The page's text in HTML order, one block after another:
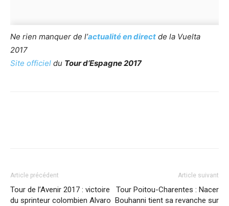
Ne rien manquer de l’actualité en direct de la Vuelta
2017
Site officiel du Tour d’Espagne 2017
Article précédent
Tour de l’Avenir 2017 : victoire
du sprinteur colombien Alvaro
Article suivant
Tour Poitou-Charentes : Nacer
Bouhanni tient sa revanche sur